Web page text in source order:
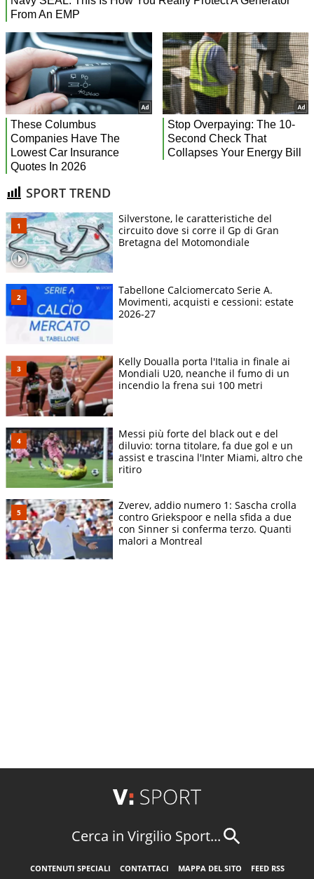
SPORT TREND
Silverstone, le caratteristiche del
circuito dove si corre il Gp di Gran
Bretagna del Motomondiale
Tabellone Calciomercato Serie A.
Movimenti, acquisti e cessioni: estate
2026-27
Kelly Doualla porta l'Italia in finale ai
Mondiali U20, neanche il fumo di un
incendio la frena sui 100 metri
Messi più forte del black out e del
diluvio: torna titolare, fa due gol e un
assist e trascina l'Inter Miami, altro che
ritiro
Zverev, addio numero 1: Sascha crolla
contro Griekspoor e nella sfida a due
con Sinner si conferma terzo. Quanti
malori a Montreal
Cerca in Virgilio Sport...
CONTENUTI SPECIALI CONTATTACI MAPPA DEL SITO
FEED RSS